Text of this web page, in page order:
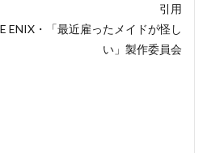
引用
ENIX・「最近雇ったメイドが怪し
い」製作委員会